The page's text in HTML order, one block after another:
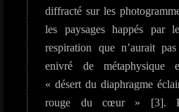
diffracté sur les
les paysages happés par
respiration que n’aurait
enivré de métaphysique
« désert du diaphragme
rouge du cœur » [3].